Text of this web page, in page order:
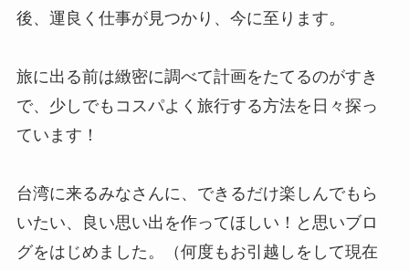
後、運良く仕事が見つかり、今に至ります。
旅に出る前は緻密に調べて計画をたてるのがすき
で、少しでもコスパよく旅行する方法を日々探っ
ています！
台湾に来るみなさんに、できるだけ楽しんでもら
いたい、良い思い出を作ってほしい！と思いブロ
グをはじめました。（何度もお引越しをして現在